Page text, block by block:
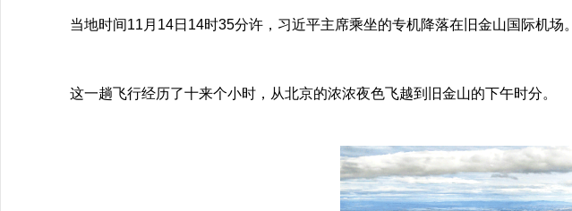
当地时间11月14日14时35分许，习近平主席乘坐的专机降落在旧金山国际机场。
这一趟飞行经历了十来个小时，从北京的浓浓夜色飞越到旧金山的下午时分。